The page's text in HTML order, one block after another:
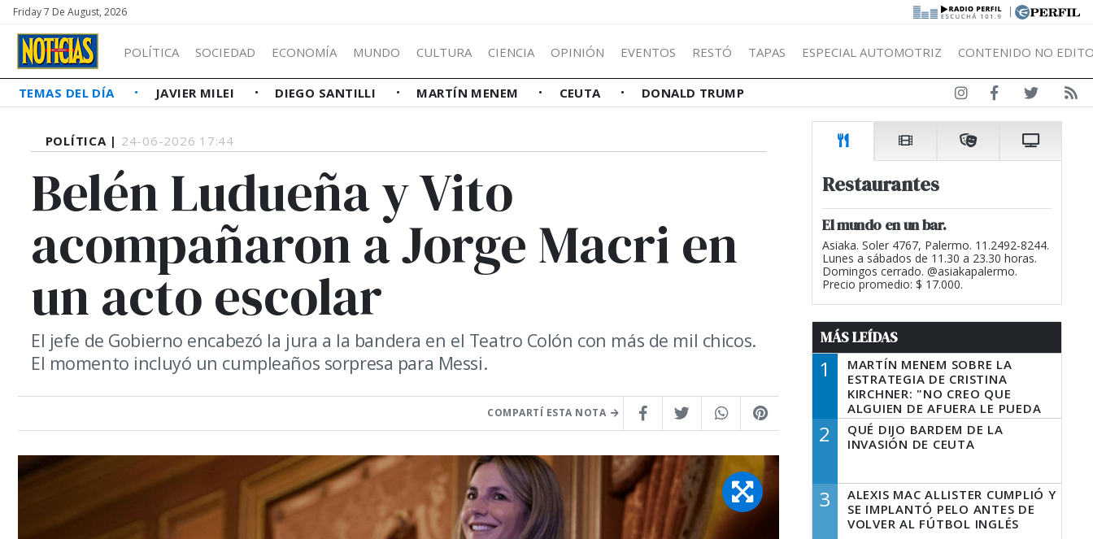
Friday 7 De August, 2026 |
POLÍTICA SOCIEDAD ECONOMÍA MUNDO CULTURA CIENCIA OPINIÓN EVENTOS RESTÓ TAPAS ESPECIAL AUTOMOTRIZ CONTENIDO NO
TEMAS DEL DÍA JAVIER MILEI DIEGO SANTILLI MARTÍN MENEM CEUTA DONALD TRUMP
POLÍTICA | 24-06-2026 17:44
Belén Ludueña y Vito
acompañaron a Jorge Macri en
un acto escolar
El jefe de Gobierno encabezó la jura a la bandera en el Teatro Colón con más de mil chicos.
El momento incluyó un cumpleaños sorpresa para Messi.
COMPARTÍ ESTA NOTA
Restaurantes
El mundo en un bar.
Asiaka. Soler 4767, Palermo. 11.2492-8244.
Lunes a sábados de 11.30 a 23.30 horas.
Domingos cerrado. @asiakapalermo.
Precio promedio: $ 17.000.
MÁS LEÍDAS
1
MARTÍN MENEM SOBRE LA
ESTRATEGIA DE CRISTINA
KIRCHNER: "NO CREO QUE
ALGUIEN DE AFUERA LE PUEDA
DECIR A LA JUSTICIA LO QUE
TIENE QUE HACER"
2
QUÉ DIJO BARDEM DE LA
INVASIÓN DE CEUTA
3
ALEXIS MAC ALLISTER CUMPLIÓ Y
SE IMPLANTÓ PELO ANTES DE
VOLVER AL FÚTBOL INGLÉS